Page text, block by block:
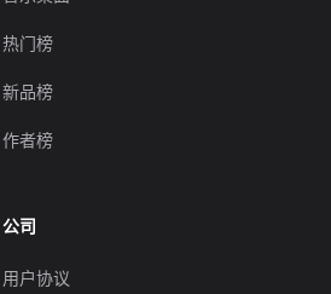
热门榜
新品榜
作者榜
公司
用户协议